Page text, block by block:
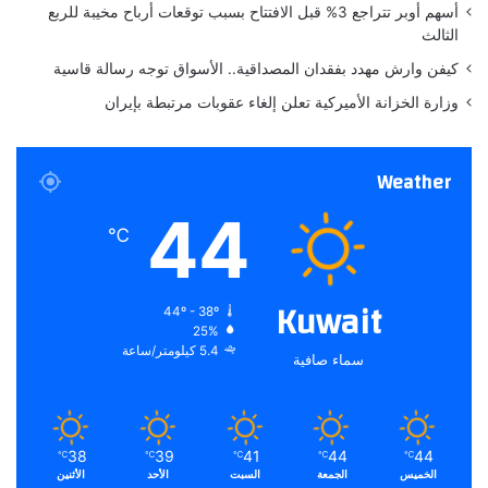
أرض المطار نظيره الكويتي الشيخ سالم عبد الله الجابر الصباح، دون
أسهم أوبر تتراجع 3% قبل الافتتاح بسبب توقعات أرباح مخيبة للربع
الثالث
كيفن وارش مهدد بفقدان المصداقية.. الأسواق توجه رسالة قاسية
وزارة الخزانة الأميركية تعلن إلغاء عقوبات مرتبطة بإيران
Weather
Kuwait
سماء صافية
44
℃
44º - 38º
25%
5.4 كيلومتر/ساعة
44
℃
الخميس
44
℃
الجمعة
41
℃
السبت
39
℃
الأحد
38
℃
الأثنين